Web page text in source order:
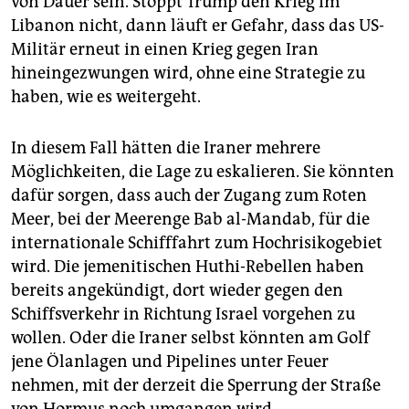
Libanon nicht, dann läuft er Gefahr, dass das US-
Militär erneut in einen Krieg gegen Iran
hineingezwungen wird, ohne eine Strategie zu
haben, wie es weitergeht.
In diesem Fall hätten die Iraner mehrere
Möglichkeiten, die Lage zu eskalieren. Sie könnten
dafür sorgen, dass auch der Zugang zum Roten
Meer, bei der Meerenge Bab al-Mandab, für die
internationale Schifffahrt zum Hochrisikogebiet
wird. Die jemenitischen Huthi-Rebellen haben
bereits angekündigt, dort wieder gegen den
Schiffsverkehr in Richtung Israel vorgehen zu
wollen. Oder die Iraner selbst könnten am Golf
jene Ölanlagen und Pipelines unter Feuer
nehmen, mit der derzeit die Sperrung der Straße